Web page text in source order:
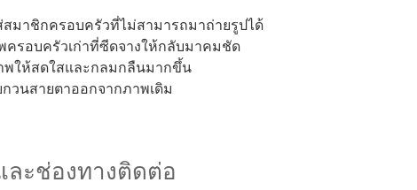
สมาชิกครอบครัวที่ไม่สามารถมาถ่ายรูปได้
ครอบครัวเก่าที่ซีดจางให้กลับมาคมชัด
พให้สดใสและกลมกลืนมากขึ้น
วนสายตาออกจากภาพเดิม
ละช่องทางติดต่อ